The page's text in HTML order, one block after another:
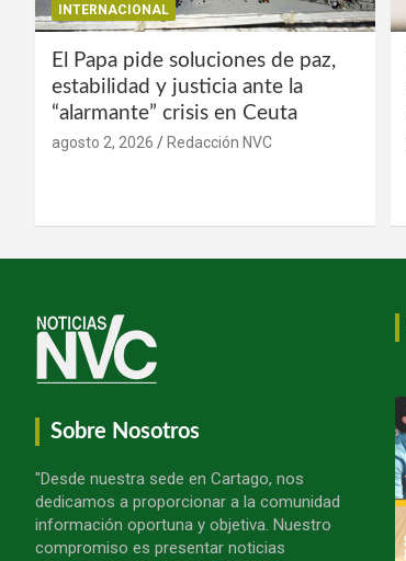
INTERNACIONAL
El Papa pide soluciones de paz,
estabilidad y justicia ante la
“alarmante” crisis en Ceuta
agosto 2, 2026 Redacción NVC
Sobre Nosotros
"Desde nuestra sede en Cartago, nos
dedicamos a proporcionar a la comunidad
información oportuna y objetiva. Nuestro
compromiso es presentar noticias